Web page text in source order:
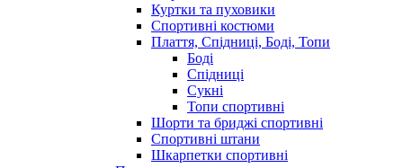
Куртки та пуховики
Спортивні костюми
Плаття, Спідниці, Боді, Топи
Боді
Спідниці
Сукні
Топи спортивні
Шорти та бриджі спортивні
Спортивні штани
Шкарпетки спортивні